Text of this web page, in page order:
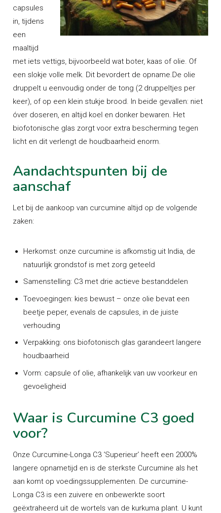
capsules
in, tijdens
een
maaltijd
met iets vettigs, bijvoorbeeld wat boter, kaas of olie. Of
een slokje volle melk. Dit bevordert de opname.De olie
druppelt u eenvoudig onder de tong (2 druppeltjes per
keer), of op een klein stukje brood. In beide gevallen: niet
óver doseren, en altijd koel en donker bewaren. Het
biofotonische glas zorgt voor extra bescherming tegen
licht en dit verlengt de houdbaarheid enorm.
Aandachtspunten bij de
aanschaf
Let bij de aankoop van curcumine altijd op de volgende
zaken:
Herkomst: onze curcumine is afkomstig uit India, de
natuurlijk grondstof is met zorg geteeld
Samenstelling: C3 met drie actieve bestanddelen
Toevoegingen: kies bewust – onze olie bevat een
beetje peper, evenals de capsules, in de juiste
verhouding
Verpakking: ons biofotonisch glas garandeert langere
houdbaarheid
Vorm: capsule of olie, afhankelijk van uw voorkeur en
gevoeligheid
Waar is Curcumine C3 goed
voor?
Onze Curcumine-Longa C3 ‘Superieur’ heeft een 2000%
langere opnametijd en is de sterkste Curcumine als het
aan komt op voedingssupplementen. De curcumine-
Longa C3 is een zuivere en onbewerkte soort
geëxtraheerd uit de wortels van de kurkuma plant. U kunt